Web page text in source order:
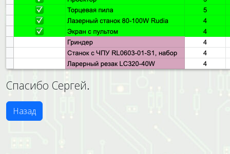
Спасибо Сергей.
Назад